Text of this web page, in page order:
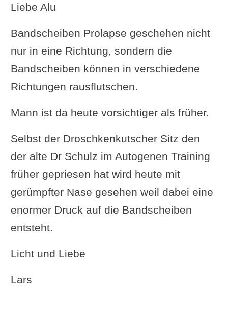
Liebe Alu
Bandscheiben Prolapse geschehen nicht
nur in eine Richtung, sondern die
Bandscheiben können in verschiedene
Richtungen rausflutschen.
Mann ist da heute vorsichtiger als früher.
Selbst der Droschkenkutscher Sitz den
der alte Dr Schulz im Autogenen Training
früher gepriesen hat wird heute mit
gerümpfter Nase gesehen weil dabei eine
enormer Druck auf die Bandscheiben
entsteht.
Licht und Liebe
Lars